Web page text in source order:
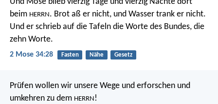
beim HERRN . Brot aß er nicht, und Wasser trank er nicht.
Und er schrieb auf die Tafeln die Worte des Bundes, die
zehn Worte.
2 Mose 34:28 Fasten Nähe Gesetz
Prüfen wollen wir unsere Wege und erforschen und
umkehren zu dem HERRN !